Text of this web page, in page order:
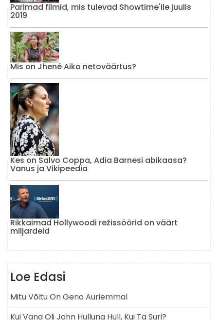
Parimad filmid, mis tulevad Showtime'ile juulis
2019
Mis on Jhené Aiko netoväärtus?
Kes on Salvo Coppa, Adia Barnesi abikaasa?
Vanus ja Vikipeedia
Rikkaimad Hollywoodi režissöörid on väärt
miljardeid
Loe Edasi
Mitu Võitu On Geno Auriemmal
Kui Vana Oli John Hulluna Hull, Kui Ta Suri?